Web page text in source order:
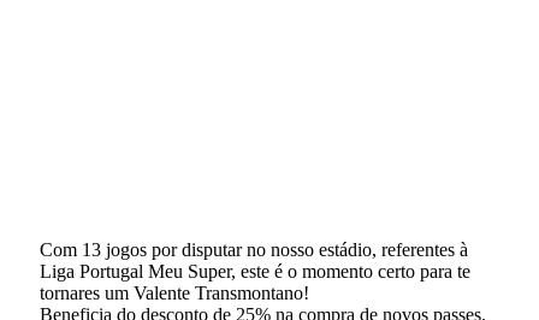
Com 13 jogos por disputar no nosso estádio, referentes à
Liga Portugal Meu Super, este é o momento certo para te
tornares um Valente Transmontano!
Beneficia do desconto de 25% na compra de novos passes.